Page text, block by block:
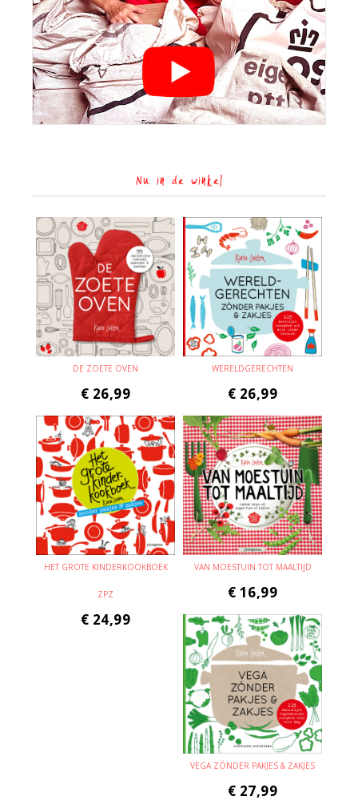
Nu in de winkel
DE ZOETE OVEN
€ 26,99
WERELDGERECHTEN
€ 26,99
HET GROTE KINDERKOOKBOEK
ZPZ
€ 24,99
VAN MOESTUIN TOT MAALTIJD
€ 16,99
VEGA ZÓNDER PAKJES & ZAKJES
€ 27,99